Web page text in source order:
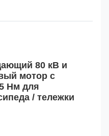
80 кВ и
мотор с
Нм для
/ тележки